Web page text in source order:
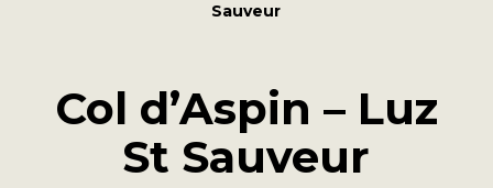
Sauveur
Col d’Aspin – Luz
St Sauveur